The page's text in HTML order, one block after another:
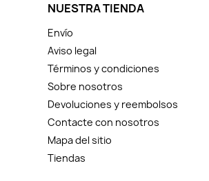
NUESTRA TIENDA
Envío
Aviso legal
Términos y condiciones
Sobre nosotros
Devoluciones y reembolsos
Contacte con nosotros
Mapa del sitio
Tiendas